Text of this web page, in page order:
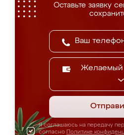
Оставьте заявку
Я соглашаюсь на передачу
согласно Политике